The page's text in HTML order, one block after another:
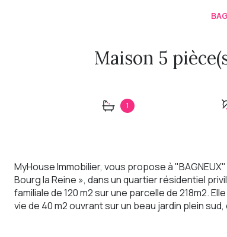
1
MyHouse Immobilier, vous propose à
Bourg la Reine », dans un quartier résidentiel
familiale de 120 m2 sur une parcelle de 218m2.
vie de 40 m2 ouvrant sur un beau jardin plein